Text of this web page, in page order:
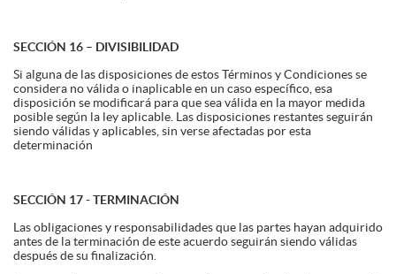
SECCIÓN 16 – DIVISIBILIDAD
Si alguna de las disposiciones de estos Términos y Condiciones se
considera no válida o inaplicable en un caso específico, esa
disposición se modificará para que sea válida en la mayor medida
posible según la ley aplicable. Las disposiciones restantes seguirán
siendo válidas y aplicables, sin verse afectadas por esta
determinación
SECCIÓN 17 - TERMINACIÓN
Las obligaciones y responsabilidades que las partes hayan adquirido
antes de la terminación de este acuerdo seguirán siendo válidas
después de su finalización.